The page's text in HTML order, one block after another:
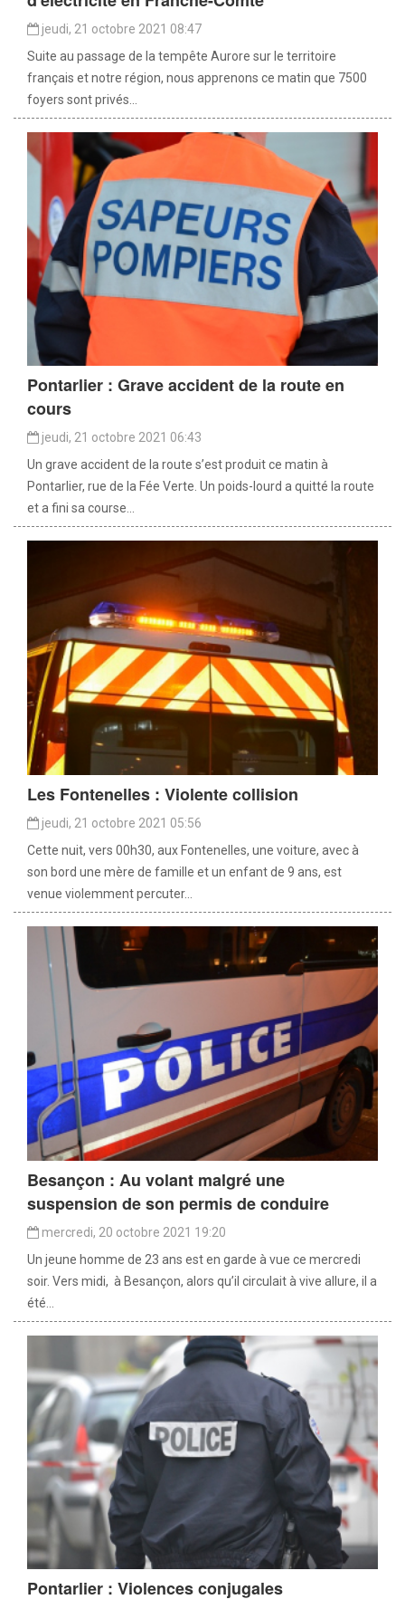
jeudi, 21 octobre 2021 08:47
Suite au passage de la tempête Aurore sur le territoire
français et notre région, nous apprenons ce matin que 7500
foyers sont privés...
Pontarlier : Grave accident de la route en
cours
jeudi, 21 octobre 2021 06:43
Un grave accident de la route s’est produit ce matin à
Pontarlier, rue de la Fée Verte. Un poids-lourd a quitté la route
et a fini sa course...
Les Fontenelles : Violente collision
jeudi, 21 octobre 2021 05:56
Cette nuit, vers 00h30, aux Fontenelles, une voiture, avec à
son bord une mère de famille et un enfant de 9 ans, est
venue violemment percuter...
Besançon : Au volant malgré une
suspension de son permis de conduire
mercredi, 20 octobre 2021 19:20
Un jeune homme de 23 ans est en garde à vue ce mercredi
soir. Vers midi, à Besançon, alors qu’il circulait à vive allure, il a
été...
Pontarlier : Violences conjugales